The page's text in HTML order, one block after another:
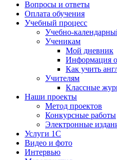
Вопросы и ответы
Оплата обучения
Учебный процесс
Учебно-
Ученикам
Мой дневник
Информация
Как учить
Учителям
Классные
Наши проекты
Метод проектов
Конкурсные работы
Электронные
Услуги 1C
Видео и фото
Интервью